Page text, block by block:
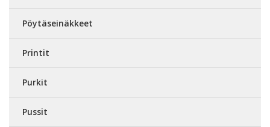
Pöytäseinäkkeet
Printit
Purkit
Pussit